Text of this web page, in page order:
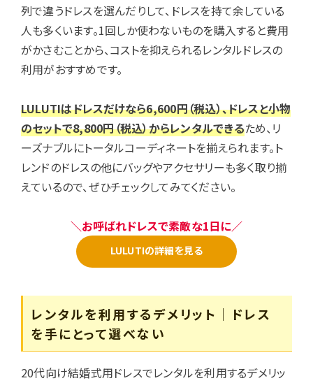
列で違うドレスを選んだりして、ドレスを持て余している
人も多くいます。1回しか使わないものを購入すると費用
がかさむことから、コストを抑えられるレンタルドレスの
利用がおすすめです。
LULUTIはドレスだけなら6,600円（税込）、ドレスと小物
のセットで8,800円（税込）からレンタルできるため、リ
ーズナブルにトータルコーディネートを揃えられます。ト
レンドのドレスの他にバッグやアクセサリーも多く取り揃
えているので、ぜひチェックしてみてください。
＼お呼ばれドレスで素敵な1日に／
LULUTIの詳細を見る
レンタルを利用するデメリット｜ドレス
を手にとって選べない
20代向け結婚式用ドレスでレンタルを利用するデメリッ